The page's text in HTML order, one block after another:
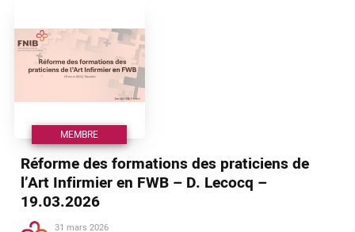
MEMBRE
Réforme des formations des praticiens de
l’Art Infirmier en FWB – D. Lecocq –
19.03.2026
31 mars 2026